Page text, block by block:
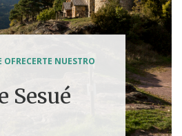
NUESTRO
Sesué